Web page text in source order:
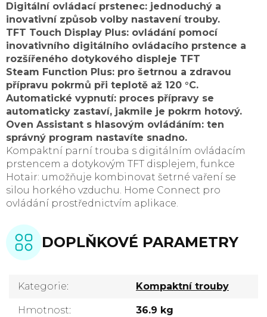
Digitální ovládací prstenec : jednoduchý a
inovativní způsob volby nastavení trouby.
TFT Touch Display Plus: ovládání pomocí
inovativního digitálního ovládacího prstence a
rozšířeného dotykového displeje TFT
Steam Function Plus : pro šetrnou a zdravou
přípravu pokrmů při teplotě až 120 °C.
Automatické vypnutí: proces přípravy se
automaticky zastaví, jakmile je pokrm hotový.
Oven Assistant s hlasovým ovládáním: ten
správný program nastavíte snadno.
Kompaktní parní trouba s digitálním ovládacím
prstencem a dotykovým TFT displejem, funkce
Hotair: umožňuje kombinovat šetrné vaření se
silou horkého vzduchu. Home Connect pro
ovládání prostřednictvím aplikace.
DOPLŇKOVÉ PARAMETRY
Kategorie: Kompaktní trouby
Hmotnost: 36.9 kg